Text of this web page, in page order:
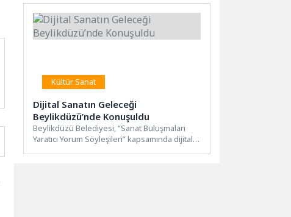
Kültür Sanat
Dijital Sanatın Geleceği
Beylikdüzü’nde Konuşuldu
Beylikdüzü Belediyesi, “Sanat Buluşmaları
Yaratıcı Yorum Söyleşileri” kapsamında dijital